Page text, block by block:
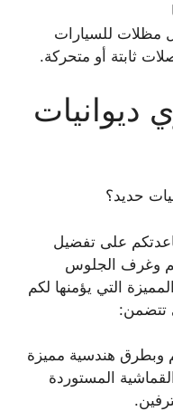
مظلات للسيارات
ثابتة أو متحركة.
ديوانيات
حديد؟
على تفضيل
وغرف الجلوس
التي يؤمنها لكم
تتضمن:
وبطرق هندسية مميزة
المستوردة